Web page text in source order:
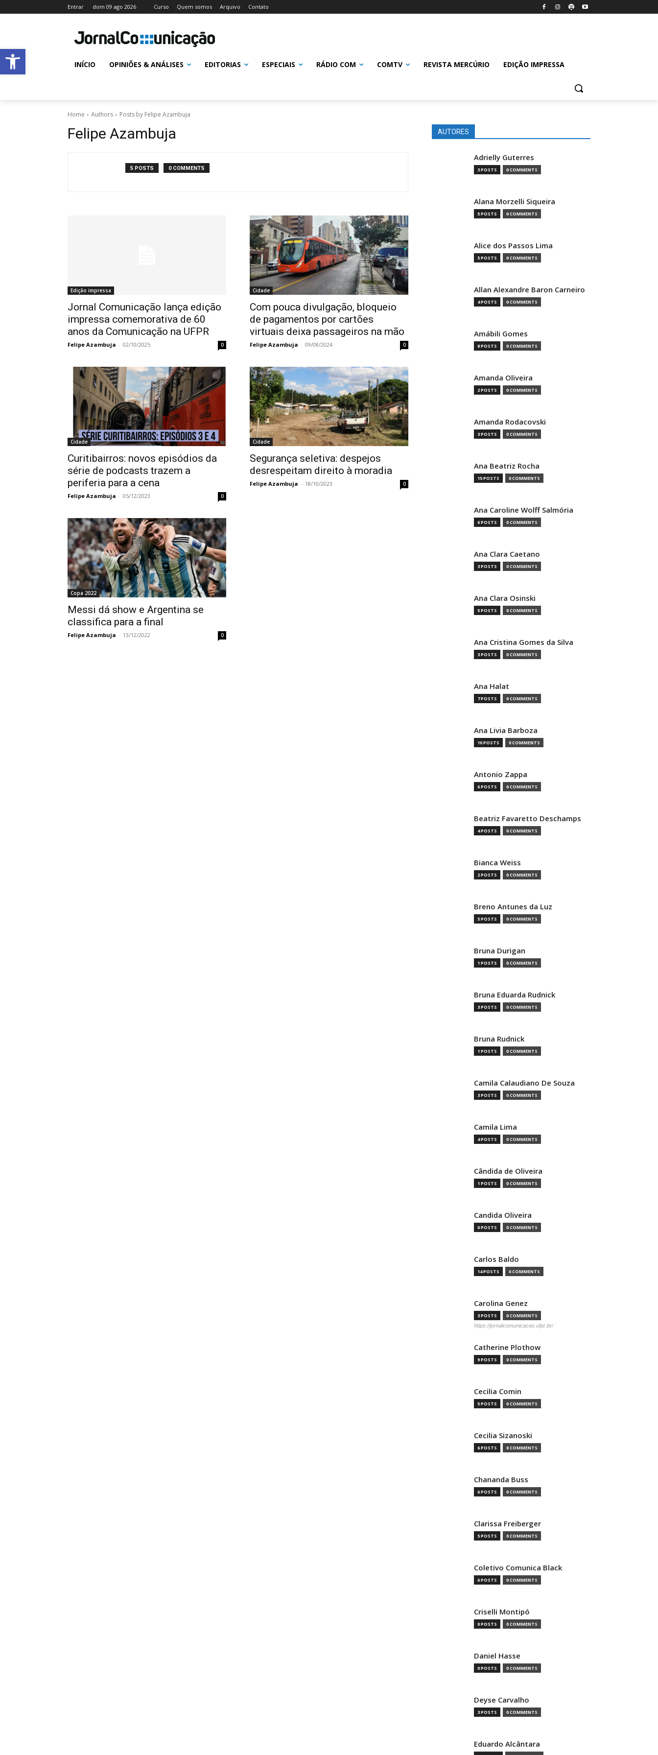
Abrir a barra de ferramentas
Entrar dom 09 ago 2026 Curso Quem somos Arquivo Contato
INÍCIO OPINIÕES & ANÁLISES EDITORIAS ESPECIAIS RÁDIO COM COMTV REVISTA MERCÚRIO EDIÇÃO IMPRESSA
Home Authors Posts by Felipe Azambuja
Felipe Azambuja
5 POSTS 0 COMMENTS
Edição impressa
Jornal Comunicação lança edição
impressa comemorativa de 60
anos da Comunicação na UFPR
Felipe Azambuja - 02/10/2025 0
Cidade
Com pouca divulgação, bloqueio
de pagamentos por cartões
virtuais deixa passageiros na mão
Felipe Azambuja - 09/08/2024 0
Cidade
Curitibairros: novos episódios da
série de podcasts trazem a
periferia para a cena
Felipe Azambuja - 05/12/2023 0
Cidade
Segurança seletiva: despejos
desrespeitam direito à moradia
Felipe Azambuja - 18/10/2023 0
Copa 2022
Messi dá show e Argentina se
classifica para a final
Felipe Azambuja - 13/12/2022 0
AUTORES
Adrielly Guterres
3 POSTS 0 COMMENTS
Alana Morzelli Siqueira
5 POSTS 0 COMMENTS
Alice dos Passos Lima
5 POSTS 0 COMMENTS
Allan Alexandre Baron Carneiro
4 POSTS 0 COMMENTS
Amábili Gomes
8 POSTS 0 COMMENTS
Amanda Oliveira
2 POSTS 0 COMMENTS
Amanda Rodacovski
3 POSTS 0 COMMENTS
Ana Beatriz Rocha
15 POSTS 0 COMMENTS
Ana Caroline Wolff Salmória
6 POSTS 0 COMMENTS
Ana Clara Caetano
3 POSTS 0 COMMENTS
Ana Clara Osinski
5 POSTS 0 COMMENTS
Ana Cristina Gomes da Silva
3 POSTS 0 COMMENTS
Ana Halat
7 POSTS 0 COMMENTS
Ana Livia Barboza
10 POSTS 0 COMMENTS
Antonio Zappa
6 POSTS 0 COMMENTS
Beatriz Favaretto Deschamps
4 POSTS 0 COMMENTS
Bianca Weiss
2 POSTS 0 COMMENTS
Breno Antunes da Luz
5 POSTS 0 COMMENTS
Bruna Durigan
1 POSTS 0 COMMENTS
Bruna Eduarda Rudnick
3 POSTS 0 COMMENTS
Bruna Rudnick
1 POSTS 0 COMMENTS
Camila Calaudiano De Souza
3 POSTS 0 COMMENTS
Camila Lima
4 POSTS 0 COMMENTS
Cândida de Oliveira
1 POSTS 0 COMMENTS
Candida Oliveira
0 POSTS 0 COMMENTS
Carlos Baldo
14 POSTS 0 COMMENTS
Carolina Genez
3 POSTS 0 COMMENTS
https://jornalcomunicacao.ufpr.br/
Catherine Plothow
9 POSTS 0 COMMENTS
Cecilia Comin
5 POSTS 0 COMMENTS
Cecilia Sizanoski
6 POSTS 0 COMMENTS
Chananda Buss
6 POSTS 0 COMMENTS
Clarissa Freiberger
5 POSTS 0 COMMENTS
Coletivo Comunica Black
6 POSTS 0 COMMENTS
Criselli Montipó
0 POSTS 0 COMMENTS
Daniel Hasse
0 POSTS 0 COMMENTS
Deyse Carvalho
3 POSTS 0 COMMENTS
Eduardo Alcântara